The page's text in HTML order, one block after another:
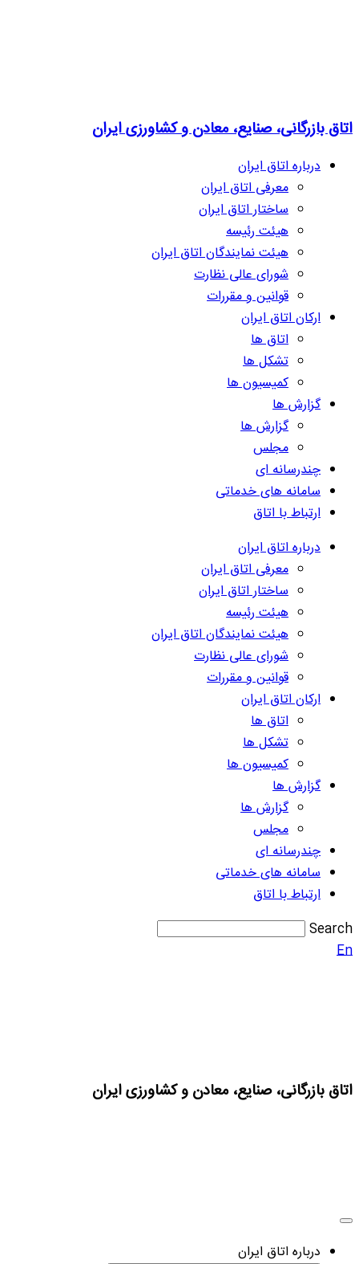
اتاق بازرگانی، صنایع، معادن و کشاورزی ایران
درباره اتاق ایران
معرفی اتاق ایران
ساختار اتاق ایران
هیئت رئیسه
هیئت نمایندگان اتاق ایران
شورای عالی نظارت
قوانین و مقررات
ارکان اتاق ایران
اتاق ها
تشکل ها
کمیسیون ها
گزارش ها
گزارش ها
مجلس
چندرسانه ای
سامانه های خدماتی
ارتباط با اتاق
درباره اتاق ایران
معرفی اتاق ایران
ساختار اتاق ایران
هیئت رئیسه
هیئت نمایندگان اتاق ایران
شورای عالی نظارت
قوانین و مقررات
ارکان اتاق ایران
اتاق ها
تشکل ها
کمیسیون ها
گزارش ها
گزارش ها
مجلس
چندرسانه ای
سامانه های خدماتی
ارتباط با اتاق
Search
En
اتاق بازرگانی، صنایع، معادن و کشاورزی ایران
درباره اتاق ایران